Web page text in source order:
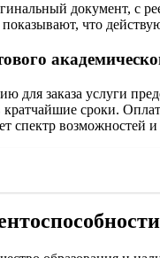
документ, с
что
заказа услуги
сроки.
спектр возможностей